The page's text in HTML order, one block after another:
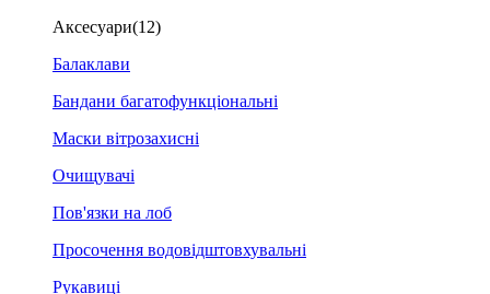
Аксесуари(12)
Балаклави
Бандани багатофункціональні
Маски вітрозахисні
Очищувачі
Пов'язки на лоб
Просочення водовідштовхувальні
Рукавиці